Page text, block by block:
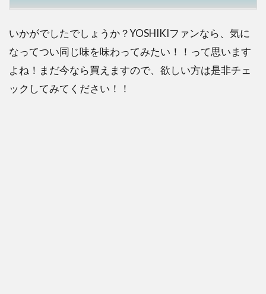
いかがでしたでしょうか？YOSHIKIファンなら、気に
なってつい同じ味を味わってみたい！！って思います
よね！まだ今なら買えますので、欲しい方は是非チェ
ックしてみてください！！